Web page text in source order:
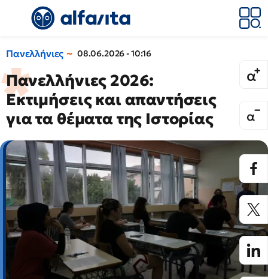
Πανελλήνιες 08.06.2026 - 10:16
Πανελλήνιες 2026:
Εκτιμήσεις και απαντήσεις
για τα θέματα της Ιστορίας